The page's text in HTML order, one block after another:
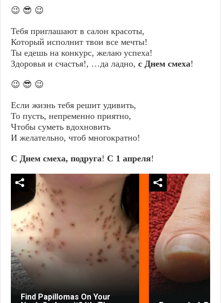
😉 😎 😉
Тебя приглашают в салон красоты,
Который исполнит твои все мечты!
Ты едешь на конкурс, желаю успеха!
Здоровья и счастья!, …да ладно,с Днем смеха!
😉 😎 😉
Если жизнь тебя решит удивить,
То пусть, непременно приятно,
Чтобы суметь вдохновить
И желательно, чтоб многократно!
С Днем смеха, подруга! С 1 апреля!
Find Papillomas On Your